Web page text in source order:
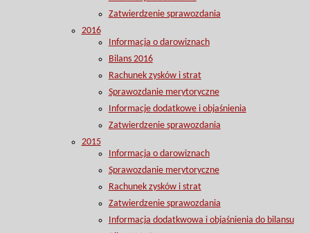
Zatwierdzenie sprawozdania
2016
Informacja o darowiznach
Bilans 2016
Rachunek zysków i strat
Sprawozdanie merytoryczne
Informacje dodatkowe i objaśnienia
Zatwierdzenie sprawozdania
2015
Informacja o darowiznach
Sprawozdanie merytoryczne
Rachunek zysków i strat
Zatwierdzenie sprawozdania
Informacja dodatkwowa i objaśnienia do bilansu